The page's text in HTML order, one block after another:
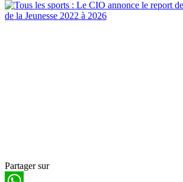
Partager sur